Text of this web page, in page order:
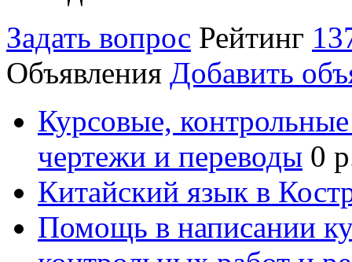
Задать вопрос Рейтинг
Объявления Добавить
Курсовые,
чертежи и переводы 0
Китайский язык в
Помощь в написании